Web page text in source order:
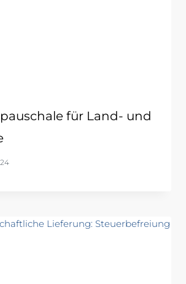
für Land- und